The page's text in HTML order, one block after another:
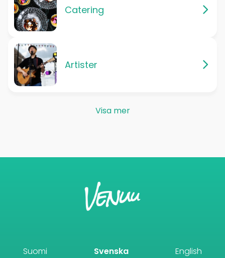
Catering
Artister
Visa mer
Suomi Svenska English